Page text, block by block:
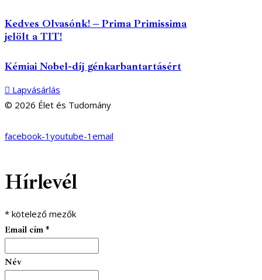
Kedves Olvasónk! – Prima Primissima
jelölt a TIT!
Kémiai Nobel-díj génkarbantartásért
Lapvásárlás
© 2026 Élet és Tudomány
facebook-1 youtube-1 email
Hírlevél
* kötelező mezők
Email cím *
Név